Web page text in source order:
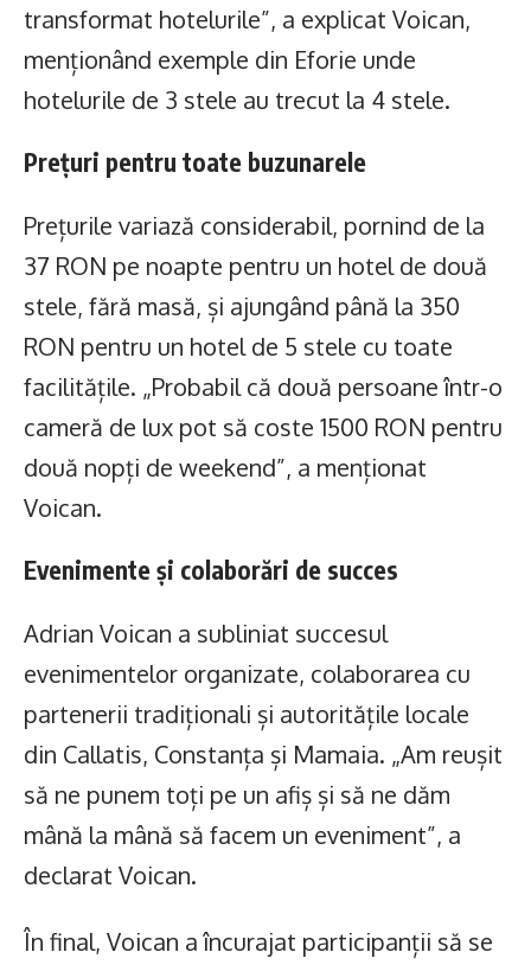
transformat hotelurile”, a explicat Voican,
menționând exemple din Eforie unde
hotelurile de 3 stele au trecut la 4 stele.
Prețuri pentru toate buzunarele
Prețurile variază considerabil, pornind de la
37 RON pe noapte pentru un hotel de două
stele, fără masă, și ajungând până la 350
RON pentru un hotel de 5 stele cu toate
facilitățile. „Probabil că două persoane într-o
cameră de lux pot să coste 1500 RON pentru
două nopți de weekend”, a menționat
Voican.
Evenimente și colaborări de succes
Adrian Voican a subliniat succesul
evenimentelor organizate, colaborarea cu
partenerii tradiționali și autoritățile locale
din Callatis, Constanța și Mamaia. „Am reușit
să ne punem toți pe un afiș și să ne dăm
mână la mână să facem un eveniment”, a
declarat Voican.
În final, Voican a încurajat participanții să se